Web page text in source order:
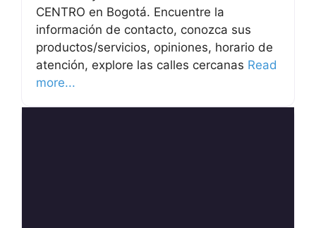
CENTRO en Bogotá. Encuentre la
información de contacto, conozca sus
productos/servicios, opiniones, horario de
atención, explore las calles cercanas Read
more...